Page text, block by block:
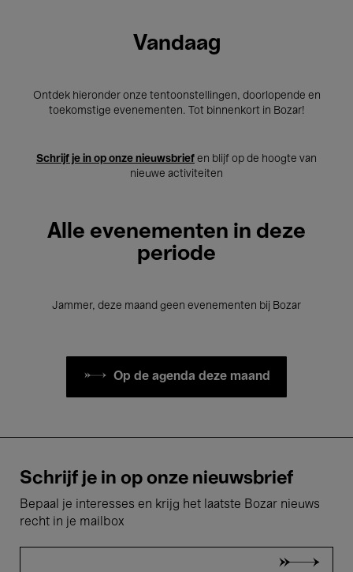
Vandaag
Ontdek hieronder onze tentoonstellingen, doorlopende en
toekomstige evenementen. Tot binnenkort in Bozar!
Schrijf je in op onze nieuwsbrief en blijf op de hoogte van
nieuwe activiteiten
Alle evenementen in deze
periode
Jammer, deze maand geen evenementen bij Bozar
Op de agenda deze maand
Schrijf je in op onze nieuwsbrief
Bepaal je interesses en krijg het laatste Bozar nieuws
recht in je mailbox